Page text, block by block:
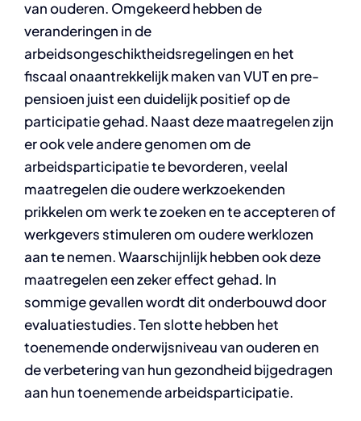
van ouderen. Omgekeerd hebben de
veranderingen in de
arbeidsongeschiktheidsregelingen en het
fiscaal onaantrekkelijk maken van VUT en pre-
pensioen juist een duidelijk positief op de
participatie gehad. Naast deze maatregelen zijn
er ook vele andere genomen om de
arbeidsparticipatie te bevorderen, veelal
maatregelen die oudere werkzoekenden
prikkelen om werk te zoeken en te accepteren of
werkgevers stimuleren om oudere werklozen
aan te nemen. Waarschijnlijk hebben ook deze
maatregelen een zeker effect gehad. In
sommige gevallen wordt dit onderbouwd door
evaluatiestudies. Ten slotte hebben het
toenemende onderwijsniveau van ouderen en
de verbetering van hun gezondheid bijgedragen
aan hun toenemende arbeidsparticipatie.